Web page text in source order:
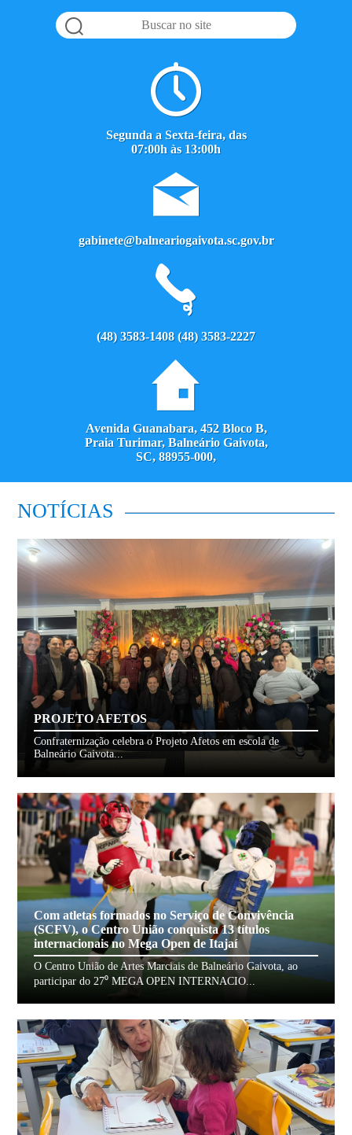
Segunda a Sexta-feira, das
07:00h às 13:00h
gabinete@balneariogaivota.sc.gov.br
(48) 3583-1408 (48) 3583-2227
Avenida Guanabara, 452 Bloco B,
Praia Turimar, Balneário Gaivota,
SC, 88955-000,
NOTÍCIAS
PROJETO AFETOS
Confraternização celebra o Projeto Afetos em escola de
Balneário Gaivota...
Com atletas formados no Serviço de Convivência
(SCFV), o Centro União conquista 13 títulos
internacionais no Mega Open de Itajaí
O Centro União de Artes Marciais de Balneário Gaivota, ao
participar do 27⁰ MEGA OPEN INTERNACIO...